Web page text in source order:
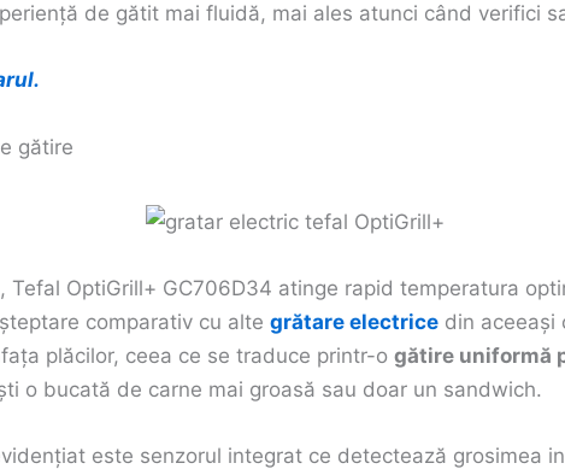
de gătit mai fluidă, mai ales atunci când verifici
gătire
, Tefal OptiGrill+ GC706D34 atinge rapid temperatura
comparativ cu alte grătare electricedin aceeași
plăcilor, ceea ce se traduce printr-o gătire uniformă
o bucată de carne mai groasă sau doar un sandwich.
este senzorul integrat ce detectează grosimea